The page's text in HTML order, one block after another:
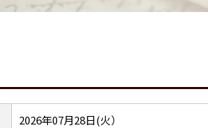
2026年07月28日(火）